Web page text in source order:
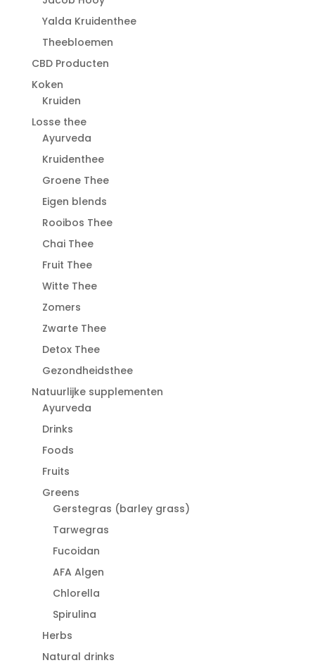
Yalda Kruidenthee
Theebloemen
CBD Producten
Koken
Kruiden
Losse thee
Ayurveda
Kruidenthee
Groene Thee
Eigen blends
Rooibos Thee
Chai Thee
Fruit Thee
Witte Thee
Zomers
Zwarte Thee
Detox Thee
Gezondheidsthee
Natuurlijke supplementen
Ayurveda
Drinks
Foods
Fruits
Greens
Gerstegras (barley grass)
Tarwegras
Fucoidan
AFA Algen
Chlorella
Spirulina
Herbs
Natural drinks